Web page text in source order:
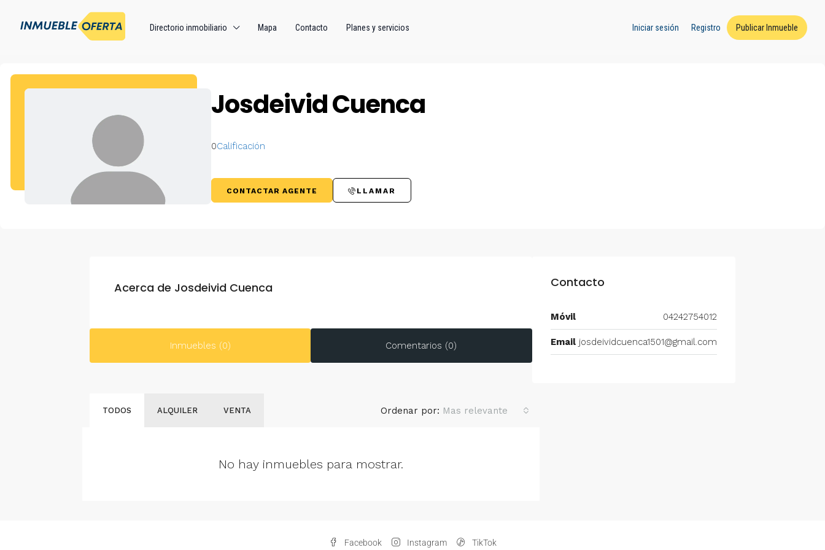
Directorio inmobiliario Mapa Contacto Planes y servicios Iniciar sesión Registro Publicar Inmueble
Josdeivid Cuenca
0Calificación
CONTACTAR AGENTE LLAMAR
Acerca de Josdeivid Cuenca
Inmuebles (0) Comentarios (0)
TODOS ALQUILER VENTA Ordenar por: Mas relevante
No hay inmuebles para mostrar.
Contacto
Móvil 04242754012
Email josdeividcuenca1501@gmail.com
Facebook Instagram TikTok